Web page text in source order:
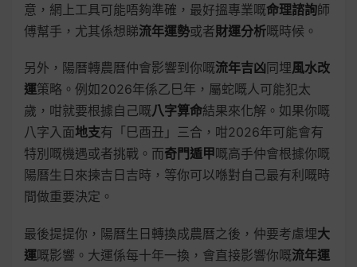
意，網上工具可能唔夠準確，最好搵專業嘅命理諮詢師
傅幫手，尤其係想睇流年運勢或者財運分析嘅時候。
另外，陽曆轉農曆仲會影響到你嘅流年吉凶同埋風水改
運策略。例如2026年係乙巳年，屬蛇嘅人可能犯太
歲，咁就要根據自己嘅八字算命結果來化解。如果你嘅
八字入面地支有「巳酉丑」三合，咁2026年可能會有
特別嘅機遇或者挑戰。而奇門遁甲嘅高手仲會根據你嘅
陽曆生日來揀吉日吉時，等你可以喺對自己最有利嘅時
間做重要決定。
最後提提你，陽曆生日轉換成農曆之後，仲要考慮埋大
運嘅影響。大運係每十年一換，會直接影響你嘅流年運